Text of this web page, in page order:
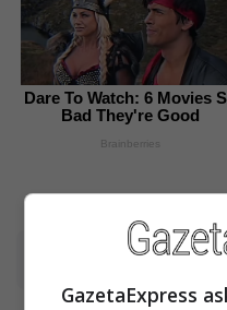
Dare To Watch: 6 Movies
Bad They're Good
Brainberries
GazetaExpress